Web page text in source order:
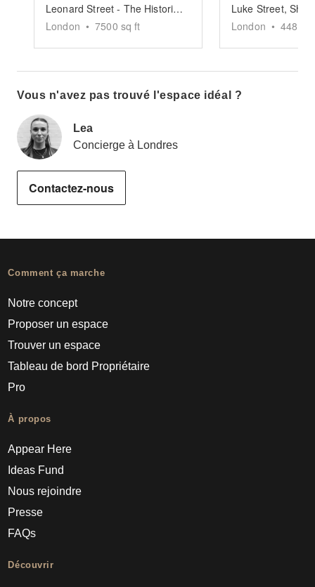
Leonard Street - The Historic Church
London • 7500 sq ft London • 448
Vous n'avez pas trouvé l'espace idéal ?
Lea
Concierge à Londres
Contactez-nous
Comment ça marche
Notre concept
Proposer un espace
Trouver un espace
Tableau de bord Propriétaire
Pro
À propos
Appear Here
Ideas Fund
Nous rejoindre
Presse
FAQs
Découvrir